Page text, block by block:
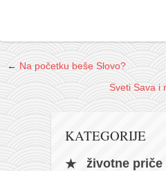
← Na početku beše Slovo?
Sveti Sava i
KATEGORIJE
životne priče